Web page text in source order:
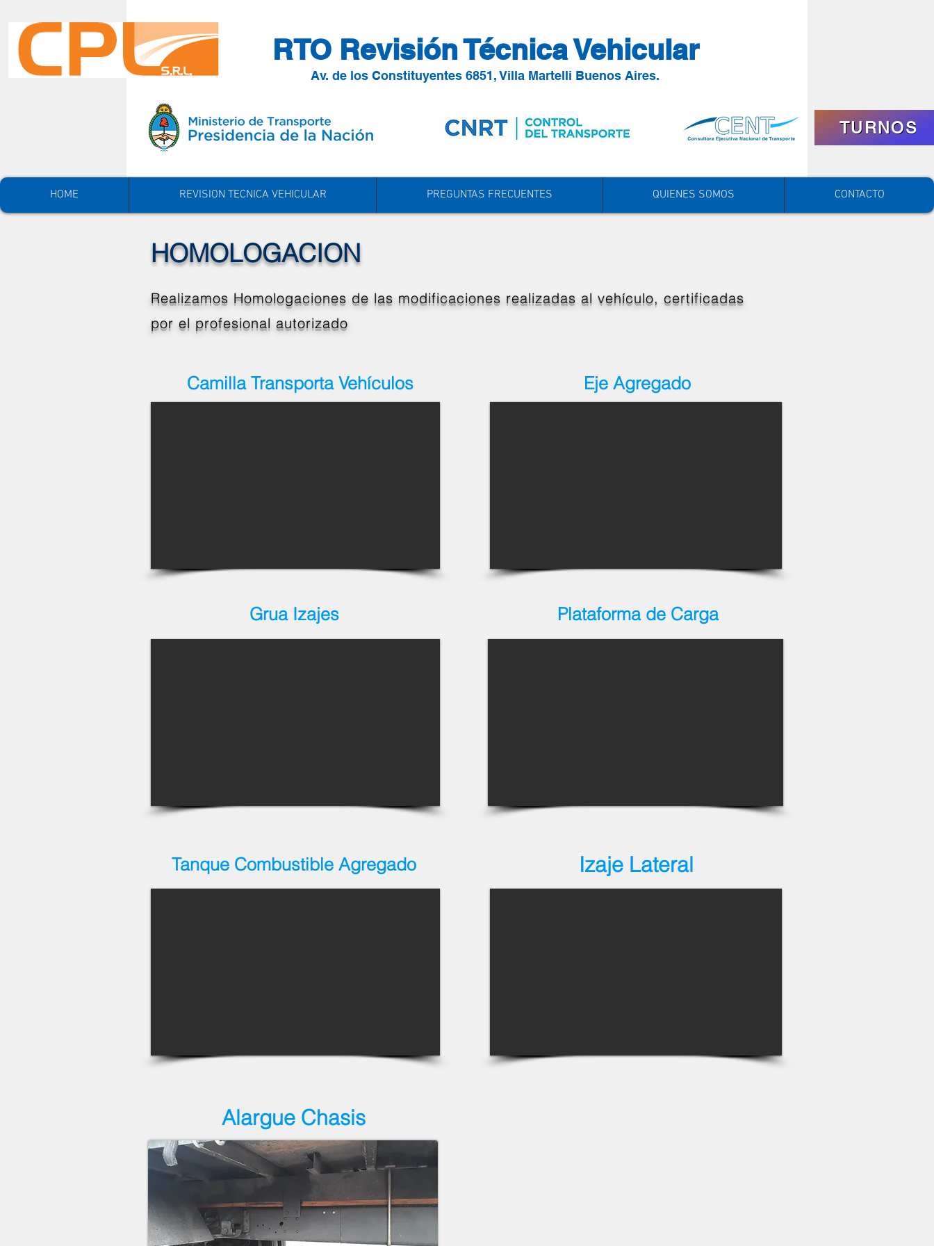
RTO Revisión Técnica Vehicular
Av. de los Constituyentes 6851, Villa Martelli Buenos Aires.
TURNOS
HOME REVISION TECNICA VEHICULAR PREGUNTAS FRECUENTES QUIENES SOMOS CONTACTO
HOMOLOGACION
Realizamos Homologaciones de las modificaciones realizadas al vehículo, certificadas
por el profesional autorizado
Camilla Transporta Vehículos Eje Agregado
Grua Izajes Plataforma de Carga
Tanque Combustible Agregado Izaje Lateral
Alargue Chasis